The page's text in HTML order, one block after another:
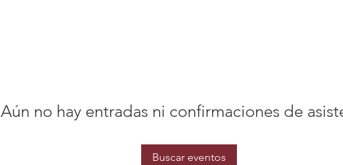
Aún no hay entradas ni confirmaciones de
Buscar eventos